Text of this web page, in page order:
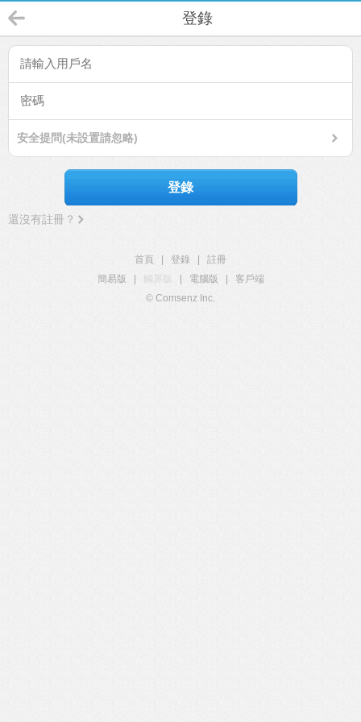
登錄
安全提問(未設置請忽略)
登錄
還沒有註冊？
首頁 登錄
註冊
簡易版
觸屏版 電腦版
客戶端
© Comsenz Inc.